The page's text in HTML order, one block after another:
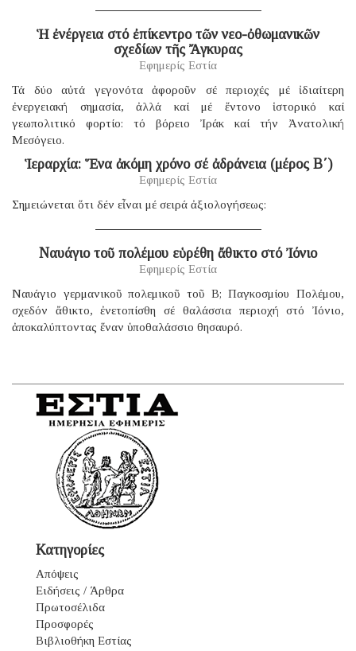
Ἡ ἐνέργεια στό ἐπίκεντρο τῶν νεο-ὀθωμανικῶν
σχεδίων τῆς Ἄγκυρας
Εφημερίς Εστία
Τά δύο αὐτά γεγονότα ἀφοροῦν σέ περιοχές μέ ἰδιαίτερη
ἐνεργειακή σημασία, ἀλλά καί μέ ἔντονο ἱστορικό καί
γεωπολιτικό φορτίο: τό βόρειο Ἰράκ καί τήν Ἀνατολική
Μεσόγειο.
Ἱεραρχία: Ἕνα ἀκόμη χρόνο σέ ἀδράνεια (μέρος B΄)
Εφημερίς Εστία
Σημειώνεται ὅτι δέν εἶναι μέ σειρά ἀξιολογήσεως:
Ναυάγιο τοῦ πολέμου εὑρέθη ἄθικτο στό Ἰόνιο
Εφημερίς Εστία
Ναυάγιο γερμανικοῦ πολεμικοῦ τοῦ B; Παγκοσμίου Πολέμου,
σχεδόν ἄθικτο, ἐνετοπίσθη σέ θαλάσσια περιοχή στό Ἰόνιο,
ἀποκαλύπτοντας ἕναν ὑποθαλάσσιο θησαυρό.
Κατηγορίες
Απόψεις
Ειδήσεις / Άρθρα
Πρωτοσέλιδα
Προσφορές
Βιβλιοθήκη Εστίας